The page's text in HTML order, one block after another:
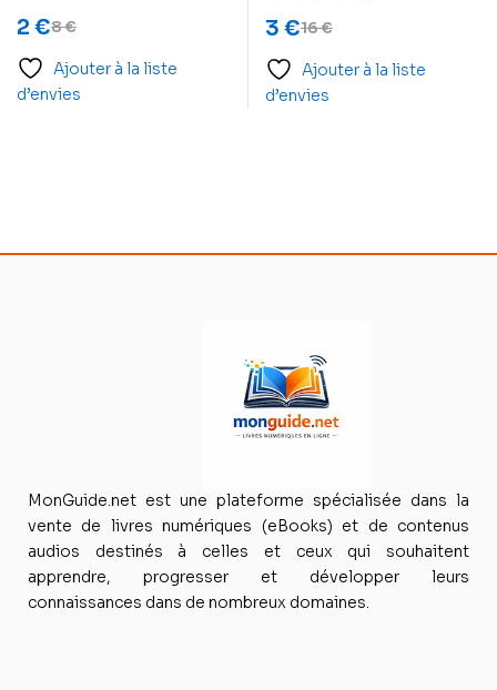
8€
2 €
Ajouter à la liste
d’envies
nous inspirent à passer
à l’action
16€
3 €
Ajouter à la liste
d’envies
MonGuide.net est une plateforme spécialisée dans la
vente de livres numériques (eBooks) et de contenus
audios destinés à celles et ceux qui souhaitent
apprendre, progresser et développer leurs
connaissances dans de nombreux domaines.